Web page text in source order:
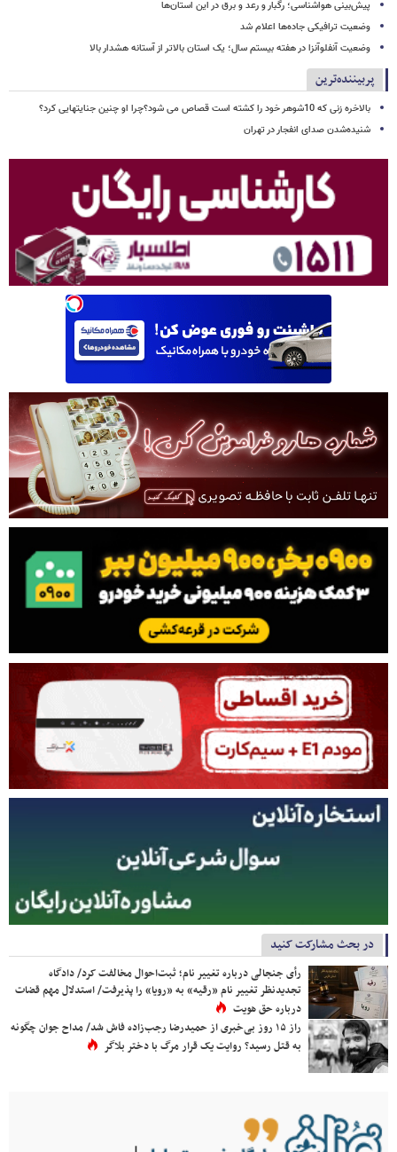
پیش‌بینی هواشناسی؛ رگبار و رعد و برق در این استان‌ها
وضعیت ترافیکی جاده‌ها اعلام شد
وضعیت آنفلوآنزا در هفته بیستم سال؛ یک استان بالاتر از آستانه هشدار بالا
پربیننده‌ترین
بالاخره زنی که 10شوهر خود را کشته است قصاص می شود؟چرا او چنین جنایتهایی کرد؟
شنیده‌شدن صدای انفجار در تهران
در بحث مشارکت کنید
رأی جنجالی درباره تغییر نام؛ ثبت‌احوال مخالفت کرد/ دادگاه
تجدیدنظر تغییر نام «رقیه» به «رویا» را پذیرفت/ استدلال مهم قضات
درباره حق هویت
راز ۱۵ روز بی‌خبری از حمیدرضا رجب‌زاده فاش شد/ مداح جوان چگونه
به قتل رسید؟ روایت یک قرار مرگ با دختر بلاگر